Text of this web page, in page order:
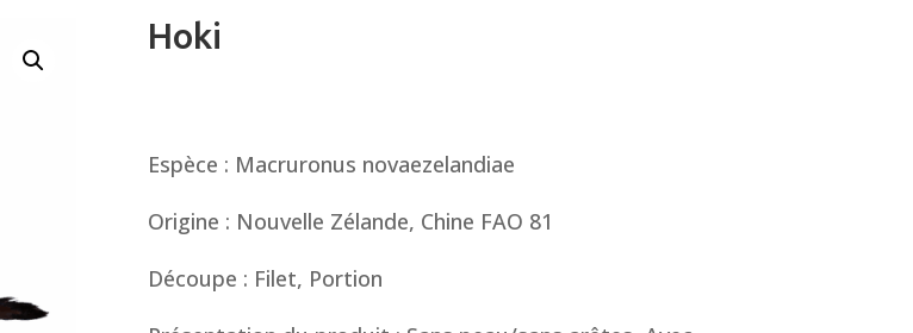
Hoki
Espèce : Macruronus novaezelandiae
Origine : Nouvelle Zélande, Chine FAO 81
Découpe : Filet, Portion